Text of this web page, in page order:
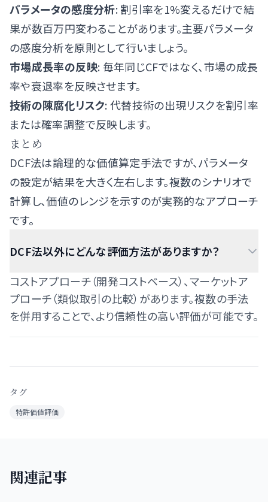
パラメータの感度分析: 割引率を1%変えるだけで結
果が数百万円変わることがあります。主要パラメータ
の感度分析を原則として行いましょう。
市場成長率の反映: 毎年同じCFではなく、市場の成長
率や衰退率を反映させます。
技術の陳腐化リスク: 代替技術の出現リスクを割引率
または確率調整で反映します。
まとめ
DCF法は論理的な価値算定手法ですが、パラメータ
の設定が結果を大きく左右します。複数のシナリオで
計算し、価値のレンジを示すのが実務的なアプローチ
です。
DCF法以外にどんな評価方法がありますか？
コストアプローチ（開発コストベース）、マーケットア
プローチ（類似取引の比較）があります。複数の手法
を併用することで、より信頼性の高い評価が可能です。
タグ
特許価値評価
関連記事